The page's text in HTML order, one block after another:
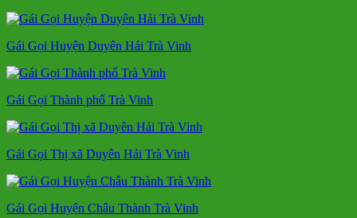
Gái Gọi Huyện Duyên Hải Trà Vinh
Gái Gọi Thành phố Trà Vinh
Gái Gọi Thị xã Duyên Hải Trà Vinh
Gái Gọi Huyện Châu Thành Trà Vinh